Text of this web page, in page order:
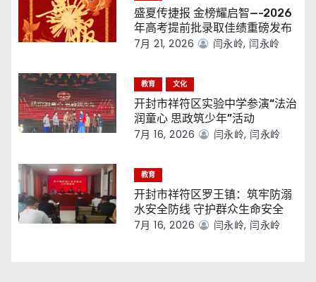
盛夏传捷报 金榜耀启智—-2026
年高考提前批录取佳绩重磅发布
7月 21, 2026 闫永岭, 闫永岭
教育 文化
开封市祥符区实验中学参演“法治
润童心 思政筑少年”活动
7月 16, 2026 闫永岭, 闫永岭
教育
开封市祥符区罗王镇：筑牢防溺
水安全防线 守护群众生命安全
7月 16, 2026 闫永岭, 闫永岭